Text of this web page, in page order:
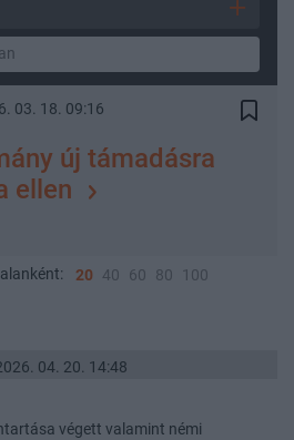
03. 18. 09:16
új támadásra
ellen
20 40 60 80 100
04. 20. 14:48
végett valamint némi